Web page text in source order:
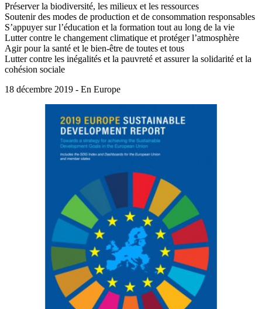
Préserver la biodiversité, les milieux et les ressources
Soutenir des modes de production et de consommation responsables
S’appuyer sur l’éducation et la formation tout au long de la vie
Lutter contre le changement climatique et protéger l’atmosphère
Agir pour la santé et le bien-être de toutes et tous
Lutter contre les inégalités et la pauvreté et assurer la solidarité et la
cohésion sociale
18 décembre 2019 - En Europe